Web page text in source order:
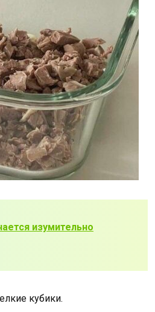
изумительно
кубики.